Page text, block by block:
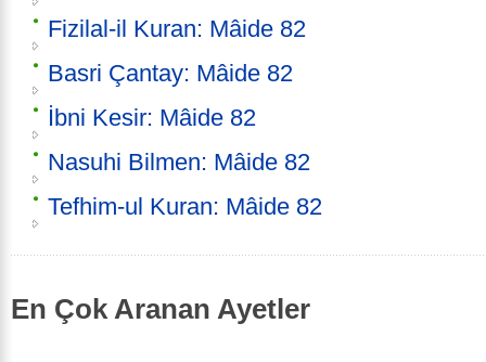
Fizilal-il Kuran: Mâide 82
Basri Çantay: Mâide 82
İbni Kesir: Mâide 82
Nasuhi Bilmen: Mâide 82
Tefhim-ul Kuran: Mâide 82
En Çok Aranan Ayetler